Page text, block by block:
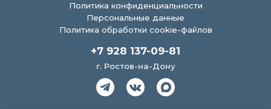
Политика конфиденциальности
Персональные данные
Политика обработки cookie-файлов
+7 928 137-09-81
г. Ростов-на-Дону